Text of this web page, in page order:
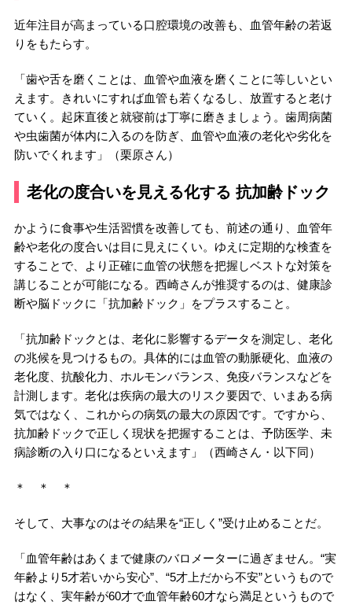
近年注目が高まっている口腔環境の改善も、血管年齢の若返
りをもたらす。
「歯や舌を磨くことは、血管や血液を磨くことに等しいとい
えます。きれいにすれば血管も若くなるし、放置すると老け
ていく。起床直後と就寝前は丁寧に磨きましょう。歯周病菌
や虫歯菌が体内に入るのを防ぎ、血管や血液の老化や劣化を
防いでくれます」（栗原さん）
老化の度合いを見える化する 抗加齢ドック
かように食事や生活習慣を改善しても、前述の通り、血管年
齢や老化の度合いは目に見えにくい。ゆえに定期的な検査を
することで、より正確に血管の状態を把握しベストな対策を
講じることが可能になる。西崎さんが推奨するのは、健康診
断や脳ドックに「抗加齢ドック」をプラスすること。
「抗加齢ドックとは、老化に影響するデータを測定し、老化
の兆候を見つけるもの。具体的には血管の動脈硬化、血液の
老化度、抗酸化力、ホルモンバランス、免疫バランスなどを
計測します。老化は疾病の最大のリスク要因で、いまある病
気ではなく、これからの病気の最大の原因です。ですから、
抗加齢ドックで正しく現状を把握することは、予防医学、未
病診断の入り口になるといえます」（西崎さん・以下同）
＊ ＊ ＊
そして、大事なのはその結果を“正しく”受け止めることだ。
「血管年齢はあくまで健康のバロメーターに過ぎません。“実
年齢より5才若いから安心”、“5才上だから不安”というもので
はなく、実年齢が60才で血管年齢60才なら満足というもので